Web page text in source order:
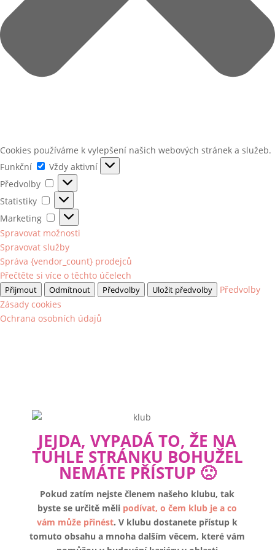
Cookies používáme k vylepšení našich webových stránek a služeb.
Funkční
Funkční
Vždy aktivní
Předvolby
Předvolby
Statistiky
Statistiky
Marketing
Marketing
Spravovat možnosti
Spravovat služby
Správa {vendor_count} prodejců
Přečtěte si více o těchto účelech
Přijmout Odmítnout Předvolby Uložit předvolby
Předvolby
Zásady cookies
Ochrana osobních údajů
JEJDA, VYPADÁ TO, ŽE NA
TUHLE STRÁNKU BOHUŽEL
NEMÁTE PŘÍSTUP 🙁
Pokud zatím nejste členem našeho klubu, tak
byste se určitě měli podívat, o čem klub je a co
vám může přinést. V klubu dostanete přístup k
tomuto obsahu a mnoha dalším věcem, které vám